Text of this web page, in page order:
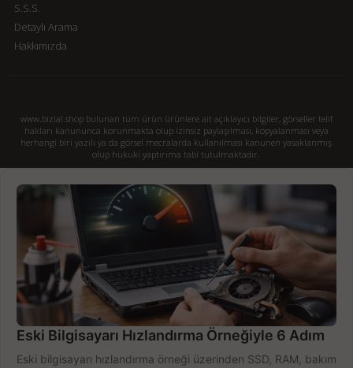
S.S.S.
Detaylı Arama
Hakkımızda
www.bizial.shop bulunan tüm ürün ürünlere ait açıklayıcı bilgiler, görseller telif
hakları kanununca korunmakta olup izinsiz paylaşılması, kopyalanması veya
herhangi biri yazılı ya da görsel mecralarda kullanılması kanunen yasaklanmış
olup hukuki yaptırıma tabi tutulmaktadır.
Eski Bilgisayarı Hızlandırma Örneğiyle 6 Adım
Eski bilgisayarı hızlandırma örneği üzerinden SSD, RAM, bakım